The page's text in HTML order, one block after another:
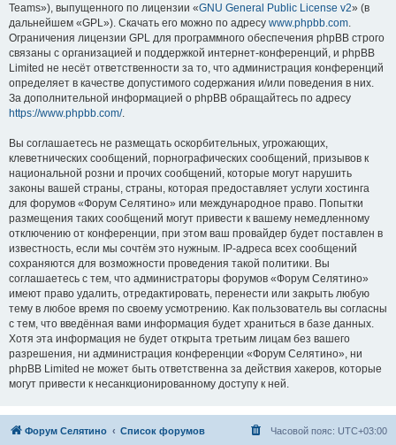
Teams»), выпущенного по лицензии «GNU General Public License v2» (в
дальнейшем «GPL»). Скачать его можно по адресу www.phpbb.com.
Ограничения лицензии GPL для программного обеспечения phpBB строго
связаны с организацией и поддержкой интернет-конференций, и phpBB
Limited не несёт ответственности за то, что администрация конференций
определяет в качестве допустимого содержания и/или поведения в них.
За дополнительной информацией о phpBB обращайтесь по адресу
https://www.phpbb.com/.
Вы соглашаетесь не размещать оскорбительных, угрожающих,
клеветнических сообщений, порнографических сообщений, призывов к
национальной розни и прочих сообщений, которые могут нарушить
законы вашей страны, страны, которая предоставляет услуги хостинга
для форумов «Форум Селятино» или международное право. Попытки
размещения таких сообщений могут привести к вашему немедленному
отключению от конференции, при этом ваш провайдер будет поставлен в
известность, если мы сочтём это нужным. IP-адреса всех сообщений
сохраняются для возможности проведения такой политики. Вы
соглашаетесь с тем, что администраторы форумов «Форум Селятино»
имеют право удалить, отредактировать, перенести или закрыть любую
тему в любое время по своему усмотрению. Как пользователь вы согласны
с тем, что введённая вами информация будет храниться в базе данных.
Хотя эта информация не будет открыта третьим лицам без вашего
разрешения, ни администрация конференции «Форум Селятино», ни
phpBB Limited не может быть ответственна за действия хакеров, которые
могут привести к несанкционированному доступу к ней.
Форум Селятино Список форумов Часовой пояс: UTC+03:00